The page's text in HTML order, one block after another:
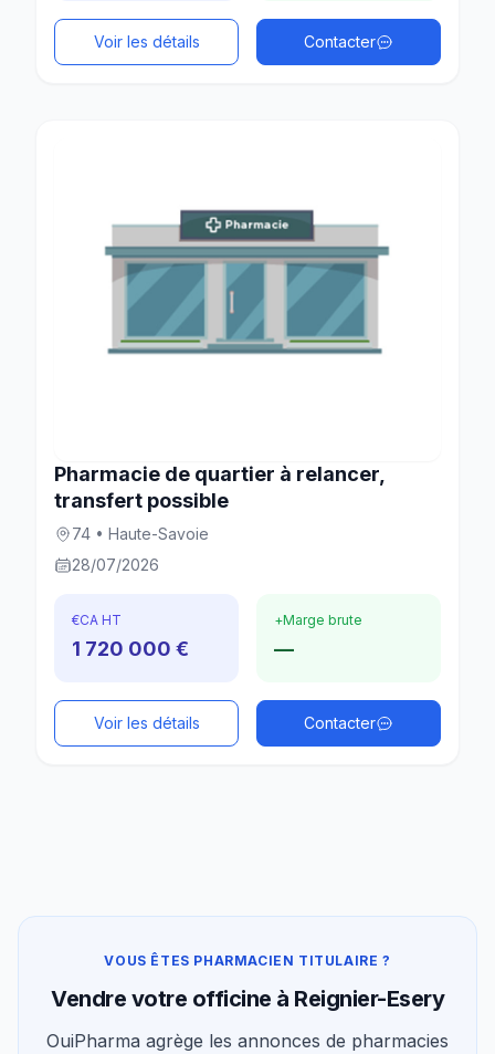
Voir les détails Contacter
Pharmacie de quartier à relancer,
transfert possible
74 • Haute-Savoie
28/07/2026
€CA HT
1 720 000 €
+Marge brute
—
Voir les détails Contacter
VOUS ÊTES PHARMACIEN TITULAIRE ?
Vendre votre officine à Reignier-Esery
OuiPharma agrège les annonces de pharmacies